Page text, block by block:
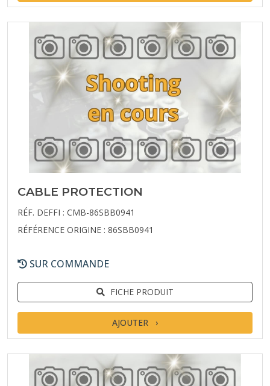
CABLE PROTECTION
RÉF. DEFFI : CMB-86SBB0941
RÉFÉRENCE ORIGINE : 86SBB0941
SUR COMMANDE
FICHE PRODUIT
AJOUTER